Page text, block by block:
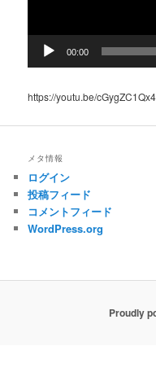
00:00
https://youtu.be/
メタ情報
ログイン
投稿フィード
コメントフィード
WordPress.org
Proudly